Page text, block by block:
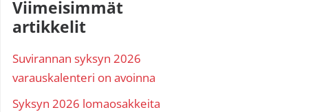
Ensisijainen
sivupalkki
Viimeisimmät
artikkelit
Suvirannan syksyn 2026
varauskalenteri on avoinna
Syksyn 2026 lomaosakkeita